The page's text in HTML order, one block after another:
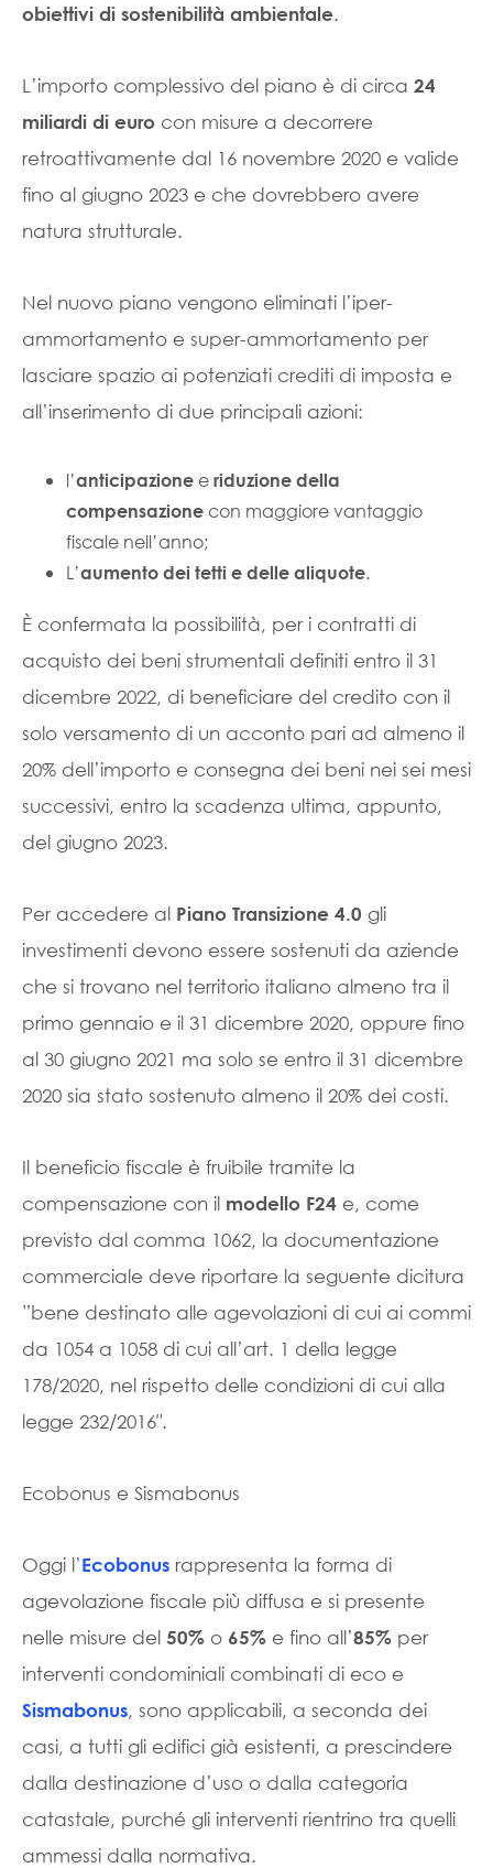
obiettivi di sostenibilità ambientale.
L’importo complessivo del piano è di circa 24
miliardi di euro con misure a decorrere
retroattivamente dal 16 novembre 2020 e valide
fino al giugno 2023 e che dovrebbero avere
natura strutturale.
Nel nuovo piano vengono eliminati l’iper-
ammortamento e super-ammortamento per
lasciare spazio ai potenziati crediti di imposta e
all’inserimento di due principali azioni:
l’anticipazione e riduzione della
compensazione con maggiore vantaggio
fiscale nell’anno;
L’aumento dei tetti e delle aliquote.
È confermata la possibilità, per i contratti di
acquisto dei beni strumentali definiti entro il 31
dicembre 2022, di beneficiare del credito con il
solo versamento di un acconto pari ad almeno il
20% dell’importo e consegna dei beni nei sei mesi
successivi, entro la scadenza ultima, appunto,
del giugno 2023.
Per accedere al Piano Transizione 4.0 gli
investimenti devono essere sostenuti da aziende
che si trovano nel territorio italiano almeno tra il
primo gennaio e il 31 dicembre 2020, oppure fino
al 30 giugno 2021 ma solo se entro il 31 dicembre
2020 sia stato sostenuto almeno il 20% dei costi.
Il beneficio fiscale è fruibile tramite la
compensazione con il modello F24 e, come
previsto dal comma 1062, la documentazione
commerciale deve riportare la seguente dicitura
”bene destinato alle agevolazioni di cui ai commi
da 1054 a 1058 di cui all’art. 1 della legge
178/2020, nel rispetto delle condizioni di cui alla
legge 232/2016″.
Ecobonus e Sismabonus
Oggi l’Ecobonus rappresenta la forma di
agevolazione fiscale più diffusa e si presente
nelle misure del 50% o 65% e fino all’85% per
interventi condominiali combinati di eco e
Sismabonus, sono applicabili, a seconda dei
casi, a tutti gli edifici già esistenti, a prescindere
dalla destinazione d’uso o dalla categoria
catastale, purché gli interventi rientrino tra quelli
ammessi dalla normativa.